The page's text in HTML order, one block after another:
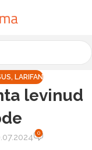
, LARIFAN
levinud
0